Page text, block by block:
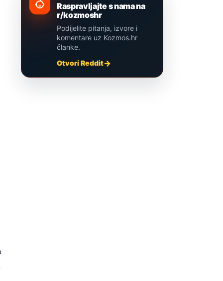
Raspravljajte s nama na
r/kozmoshr
Podijelite pitanja, izvore i
komentare uz Kozmos.hr
članke.
Otvori Reddit